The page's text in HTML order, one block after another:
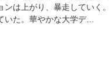
ンは上がり、暴走していく
いた。華やかな大学デ…